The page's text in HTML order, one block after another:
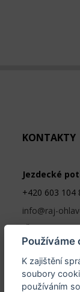
KONTAKTY
Jezdecké
+420 603 104
info@raj-
IČ: 61655066,
Používáme
K zajištění
soubory
používáním